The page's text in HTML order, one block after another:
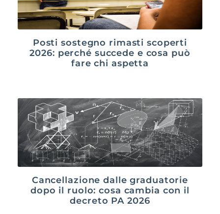
Posti sostegno rimasti scoperti
2026: perché succede e cosa può
fare chi aspetta
Cancellazione dalle graduatorie
dopo il ruolo: cosa cambia con il
decreto PA 2026